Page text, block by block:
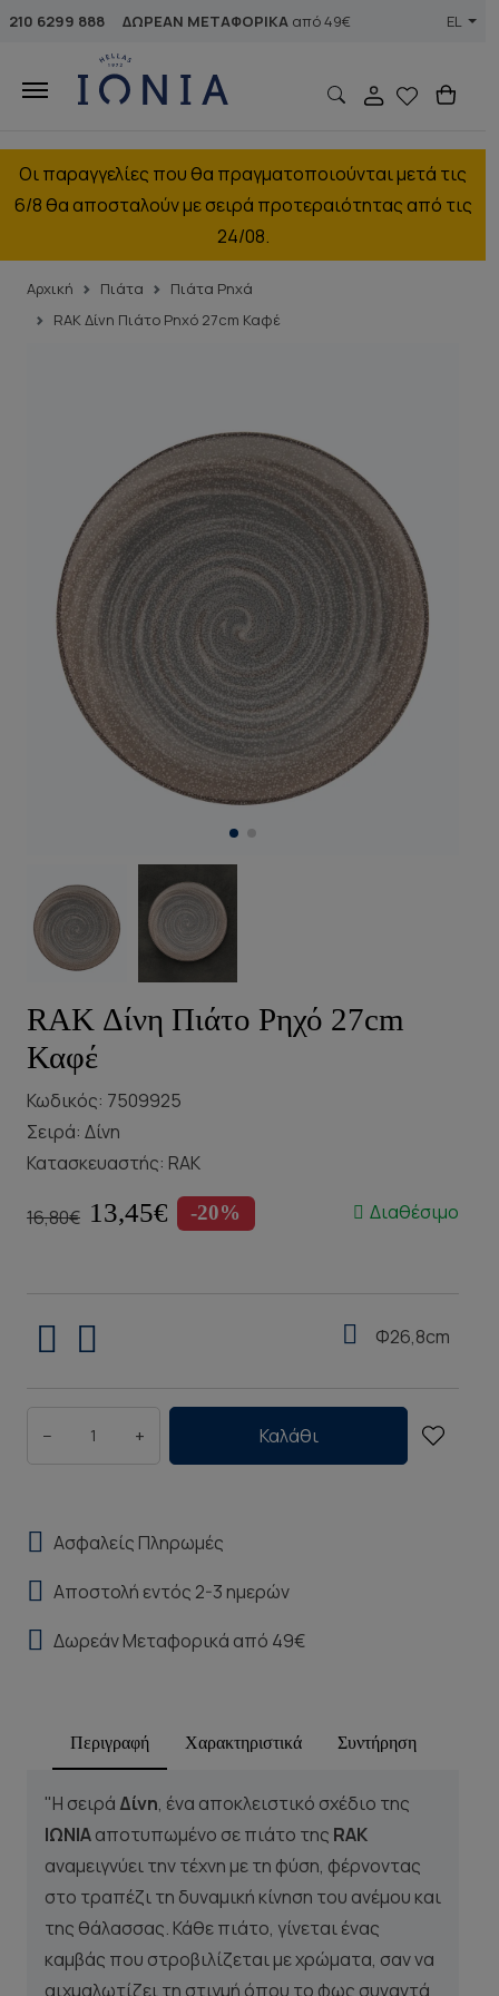
210 6299 888 ΔΩΡΕΑΝ ΜΕΤΑΦΟΡΙΚΑ από 49€ EL
Οι παραγγελίες που θα πραγματοποιούνται μετά τις
6/8 θα αποσταλούν με σειρά προτεραιότητας από τις
24/08.
Αρχική Πιάτα
Πιάτα Ρηχά
RAK Δίνη Πιάτο Ρηχό 27cm Καφέ
RAK Δίνη Πιάτο Ρηχό 27cm
Καφέ
Κωδικός: 7509925
Σειρά: Δίνη
Κατασκευαστής: RAK
16,80€ 13,45€ -20% Διαθέσιμο
Φ26,8cm
− + Καλάθι
Ασφαλείς Πληρωμές
Αποστολή εντός 2-3 ημερών
Δωρεάν Μεταφορικά από 49€
Περιγραφή Χαρακτηριστικά Συντήρηση
"Η σειρά Δίνη, ένα αποκλειστικό σχέδιο της
ΙΩΝΙΑαποτυπωμένο σε πιάτο της RAK
αναμειγνύει την τέχνη με τη φύση, φέρνοντας
στο τραπέζι τη δυναμική κίνηση του ανέμου και
της θάλασσας. Κάθε πιάτο, γίνεται ένας
καμβάς που στροβιλίζεται με χρώματα, σαν να
αιχμαλωτίζει τη στιγμή όπου το φως συναντά